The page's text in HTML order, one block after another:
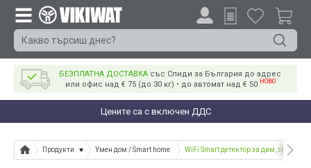
БЕЗПЛАТНА ДОСТАВКА със Спиди за България до адрес
или офис над € 75 (до 30 кг) • до автомат над € 50 НОВО
Цените са с включен ДДС
Продукти Умен дом / Smart home WiFi Smart детектор за дим, звукова